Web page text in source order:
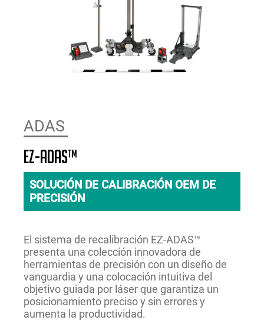
ADAS
EZ-ADAS™
SOLUCIÓN DE CALIBRACIÓN OEM DE
PRECISIÓN
El sistema de recalibración EZ-ADAS™
presenta una colección innovadora de
herramientas de precisión con un diseño de
vanguardia y una colocación intuitiva del
objetivo guiada por láser que garantiza un
posicionamiento preciso y sin errores y
aumenta la productividad.